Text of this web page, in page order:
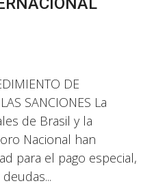
DE
SANCIONES La
de Brasil y la
Nacional han
para el pago especial,